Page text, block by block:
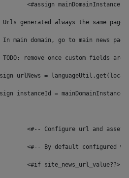
<#assign
Urls generated always the same
In main domain, go to main news
TODO: remove once custom fields are
urlNews =
instanceId =
<#-- Configure url and
<#-- By default
				<#if site_news_url_value??>